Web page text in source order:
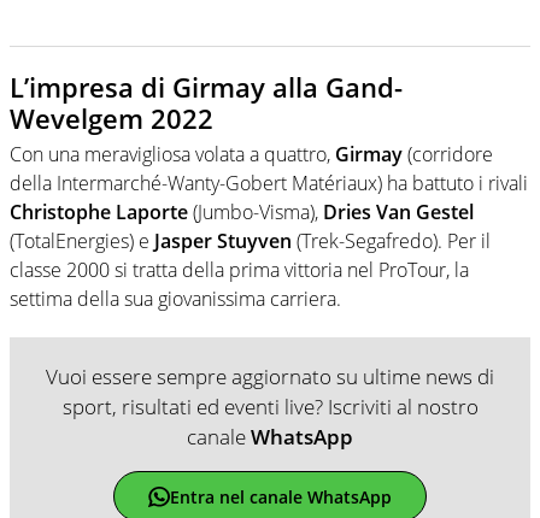
L’impresa di Girmay alla Gand-
Wevelgem 2022
Con una meravigliosa volata a quattro, Girmay(corridore
della Intermarché-Wanty-Gobert Matériaux) ha battuto i rivali
Christophe Laporte(Jumbo-Visma), Dries Van Gestel
(TotalEnergies) e Jasper Stuyven (Trek-Segafredo). Per il
classe 2000 si tratta della prima vittoria nel ProTour, la
settima della sua giovanissima carriera.
Vuoi essere sempre aggiornato su ultime news di
sport, risultati ed eventi live? Iscriviti al nostro
canaleWhatsApp
Entra nel canale WhatsApp